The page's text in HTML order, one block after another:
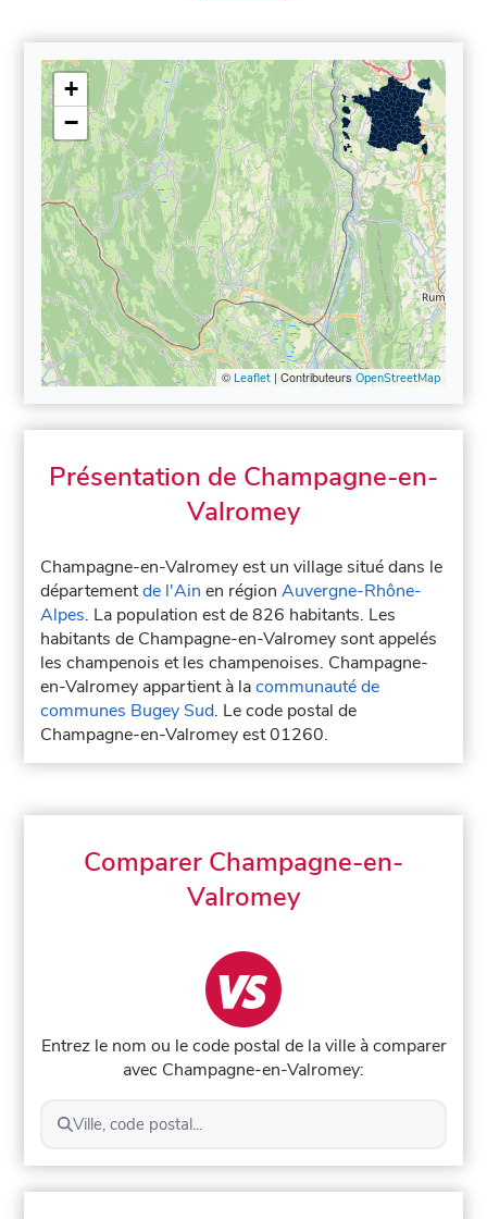
+
−
© Leaflet| Contributeurs OpenStreetMap
Présentation de Champagne-en-
Valromey
Champagne-en-Valromey est un village situé dans le
départementde l'Ain en régionAuvergne-Rhône-
Alpes. La population est de 826 habitants. Les
habitants de Champagne-en-Valromey sont appelés
les champenois et les champenoises. Champagne-
en-Valromey appartient à lacommunauté de
communes Bugey Sud. Le code postal de
Champagne-en-Valromey est 01260.
Comparer Champagne-en-
Valromey
Entrez le nom ou le code postal de la ville à comparer
avec Champagne-en-Valromey:
Ville, code postal...